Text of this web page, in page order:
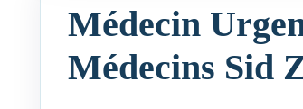
Médecin
Médecins Sid